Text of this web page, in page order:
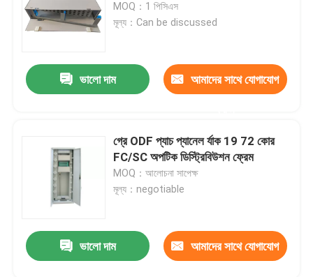
আমাদের সম্পর্কে
MOQ：1 পিসিএস
মূল্য：Can be discussed
ভালো দাম আমাদের সাথে যোগাযোগ
গ্রে ODF প্যাচ প্যানেল র্যাক 19 72 কোর
FC/SC অপটিক ডিস্ট্রিবিউশন ফ্রেম
MOQ：আলোচনা সাপেক্ষ
মূল্য：negotiable
ভালো দাম আমাদের সাথে যোগাযোগ